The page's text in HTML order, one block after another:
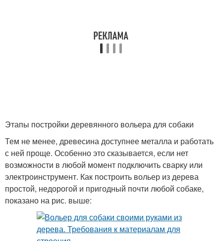
Этапы постройки деревянного вольера для собаки
Тем не менее, древесина доступнее металла и работать
с ней проще. Особенно это сказывается, если нет
возможности в любой момент подключить сварку или
электроинструмент. Как построить вольер из дерева
простой, недорогой и пригодный почти любой собаке,
показано на рис. выше: